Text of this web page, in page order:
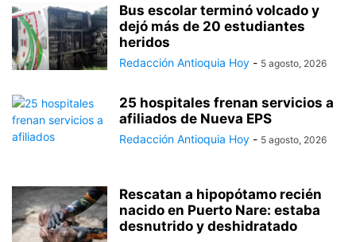
Bus escolar terminó volcado y
dejó más de 20 estudiantes
heridos
Redacción Antioquia Hoy - 5 agosto, 2026
25 hospitales frenan servicios a
afiliados de Nueva EPS
Redacción Antioquia Hoy - 5 agosto, 2026
Rescatan a hipopótamo recién
nacido en Puerto Nare: estaba
desnutrido y deshidratado